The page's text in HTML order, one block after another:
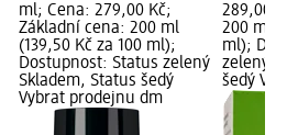
ml; Cena: 279,00 Kč;
Základní cena: 200 ml
(139,50 Kč za 100 ml);
Dostupnost: Status zelený
Skladem, Status šedý
Vybrat prodejnu dm
289,00
200 ml
ml);
zelený
šedý